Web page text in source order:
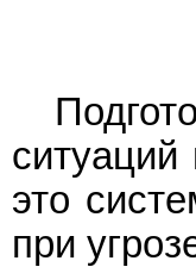
ситуаций
это
при